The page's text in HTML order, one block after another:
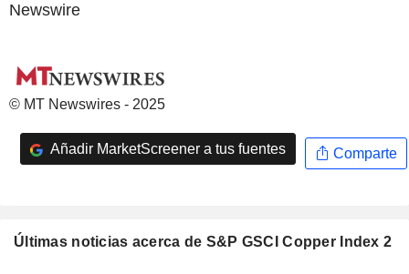
Newswire
© MT Newswires - 2025
Añadir MarketScreener a tus fuentes Comparte
Últimas noticias acerca de S&P GSCI Copper Index 2